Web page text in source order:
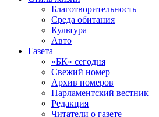
Благотворительность
Среда обитания
Культура
Авто
Газета
«БК» сегодня
Свежий номер
Архив номеров
Парламентский вестник
Редакция
Читатели о газете